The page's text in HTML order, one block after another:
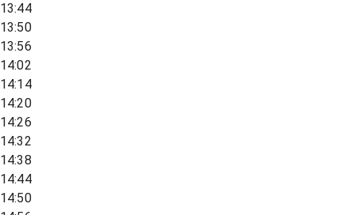
13:44
13:50
13:56
14:02
14:14
14:20
14:26
14:32
14:38
14:44
14:50